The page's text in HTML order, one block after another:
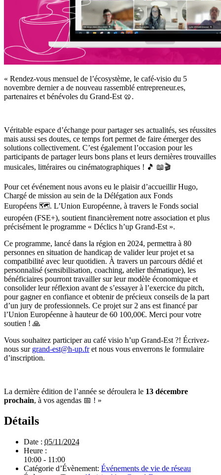
« Rendez-vous mensuel de l’écosystème, le café-visio du 5
novembre dernier a de nouveau rassemblé entrepreneur.es,
partenaires et bénévoles du Grand-Est 🥨.
Véritable espace d’échange pour partager ses actualités, ses réussites
mais aussi ses doutes, ce temps fort permet de faire émerger des
solutions collectivement. C’est également l’occasion pour les
participants de partager leurs bons plans et leurs dernières trouvailles
musicales, littéraires ou cinématographiques ! 🎵 📖🎬
Pour cet événement nous avons eu le plaisir d’accueillir Hugo,
Chargé de mission au sein de la Délégation aux Fonds
Européens 🗺️. L’Union Européenne, à travers le Fonds social
européen (FSE+), soutient financièrement notre association et plus
précisément le programme « Déclics h’up Grand-Est ».
Ce programme, lancé dans la région en 2024, permettra à 80
personnes en situation de handicap de valider leur projet et sa
compatibilité avec leur quotidien. À travers un parcours dédié et
personnalisé (sensibilisation, coaching, atelier thématique), les
bénéficiaires pourront travailler sur leur modèle économique et
consolider leur réflexion avant de s’essayer à l’exercice du pitch,
pour gagner en confiance et obtenir de précieux conseils de la part
d’un jury de professionnels. Ce projet sur 2 ans est financé par
l’Union Européenne à hauteur de 60 100,00€. Merci pour votre
soutien ! 🙏
Vous souhaitez participer au café visio h’up Grand-Est ?! Écrivez-
nous sur grand-est@h-up.fret nous vous enverrons le formulaire
d’inscription.
La dernière édition de l’année se déroulera le 13 décembre
prochain, à vos agendas 📅 ! »
Détails
Date : 05/11/2024
Heure :
10:00 - 11:00
Catégorie d’Évènement: Événements de vie de réseau